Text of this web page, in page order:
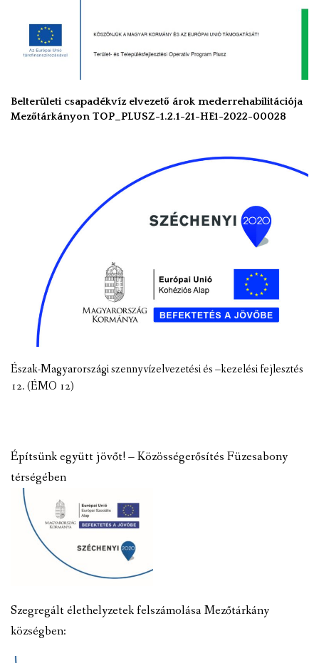
Belterületi csapadékvíz elvezető árok mederrehabilitációja
Mezőtárkányon TOP_PLUSZ-1.2.1-21-HE1-2022-00028
Észak-Magyarországi szennyvízelvezetési és –kezelési fejlesztés
12. (ÉMO 12)
Építsünk együtt jövőt! – Közösségerősítés Füzesabony
térségében
Szegregált élethelyzetek felszámolása Mezőtárkány
községben: